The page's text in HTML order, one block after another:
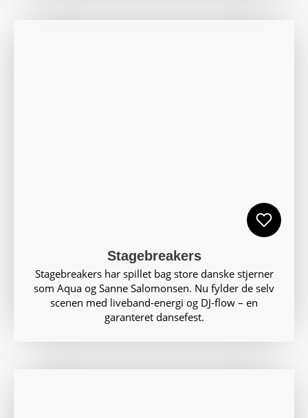
Stagebreakers
Stagebreakers har spillet bag store danske stjerner
som Aqua og Sanne Salomonsen. Nu fylder de selv
scenen med liveband-energi og DJ-flow – en
garanteret dansefest.